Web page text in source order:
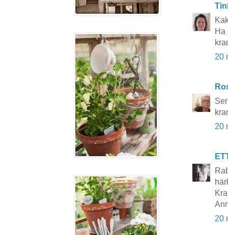
Ha
20
20
20